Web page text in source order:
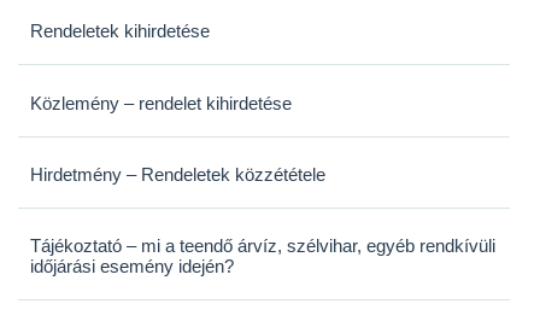
Rendeletek kihirdetése
Közlemény – rendelet kihirdetése
Hirdetmény – Rendeletek közzététele
Tájékoztató – mi a teendő árvíz, szélvihar, egyéb rendkívüli
időjárási esemény idején?